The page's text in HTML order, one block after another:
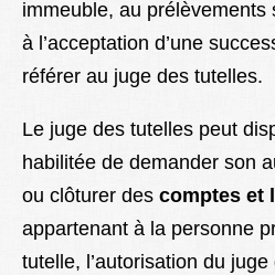
immeuble, au prélèvements
à l’acceptation d’une
référer au juge des tutelles.
Le juge des tutelles peut
habilitée de demander son
ou clôturer des comptes et
appartenant à la personne
tutelle, l’autorisation du